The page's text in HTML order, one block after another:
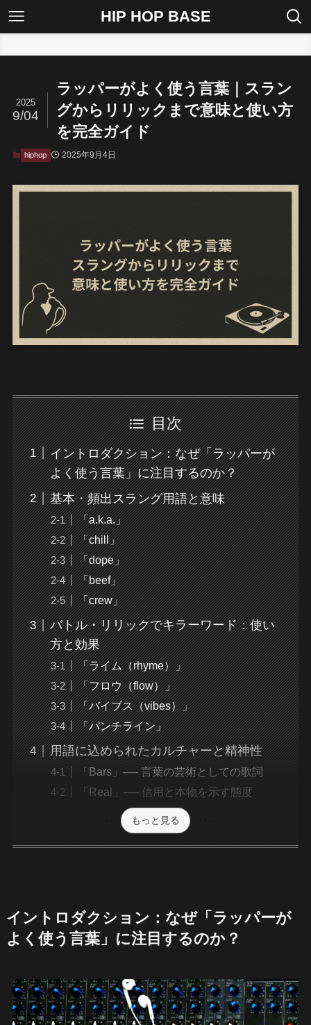
HIP HOP BASE
ラッパーがよく使う言葉｜スラン
グからリリックまで意味と使い方
を完全ガイド
2025
9/04
hiphop 2025年9月4日
目次
イントロダクション：なぜ「ラッパーが
よく使う言葉」に注目するのか？
基本・頻出スラング用語と意味
「a.k.a.」
「chill」
「dope」
「beef」
「crew」
バトル・リリックでキラーワード：使い
方と効果
「ライム（rhyme）」
「フロウ（flow）」
「バイブス（vibes）」
「パンチライン」
用語に込められたカルチャーと精神性
「Bars」── 言葉の芸術としての歌詞
「Real」── 信用と本物を示す態度
もっと見る
イントロダクション：なぜ「ラッパーが
よく使う言葉」に注目するのか？